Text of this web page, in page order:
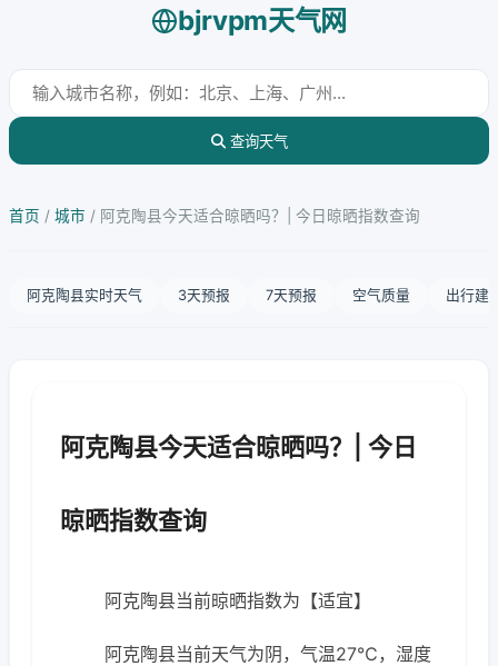
bjrvpm天气网
查询天气
首页 / 城市 / 阿克陶县今天适合晾晒吗？| 今日晾晒指数查询
阿克陶县实时天气 3天预报 7天预报 空气质量 出行建
阿克陶县今天适合晾晒吗？| 今日
晾晒指数查询
阿克陶县当前晾晒指数为【适宜】
阿克陶县当前天气为阴，气温27℃，湿度